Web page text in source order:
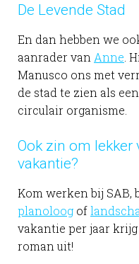
De Levende Stad
En dan hebben we
aanrader van Anne .
Manusco ons met
de stad te zien als
circulair organisme.
Ook zin om lekker
vakantie?
Kom werken bij SAB,
planoloog of
vakantie per jaar
roman uit!